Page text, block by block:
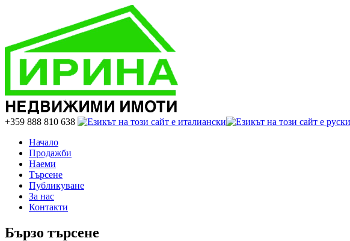
+359 888 810 638
Начало
Продажби
Наеми
Търсене
Публикуване
За нас
Контакти
Бързо търсене